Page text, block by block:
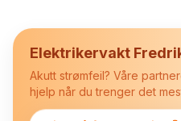
Elektrikervakt
Akutt strømfeil? Våre
hjelp når du trenger det